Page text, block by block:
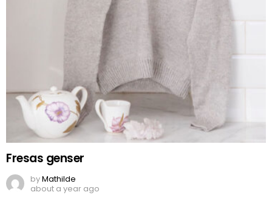
Fresas genser
byMathilde
about a year ago